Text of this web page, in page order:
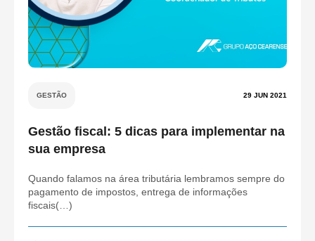
GESTÃO 29 JUN 2021
Gestão fiscal: 5 dicas para implementar na
sua empresa
Quando falamos na área tributária lembramos sempre do
pagamento de impostos, entrega de informações
fiscais(…)